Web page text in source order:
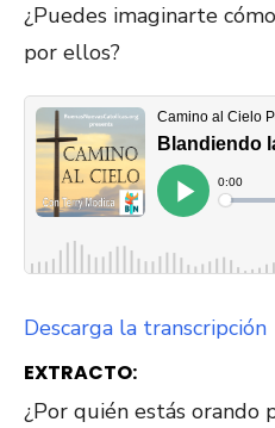
¿Puedes imaginarte
por ellos?
Descarga la transcripción
EXTRACTO:
¿Por quién estás orando